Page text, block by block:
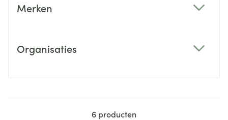
Merken
Organisaties
6 producten